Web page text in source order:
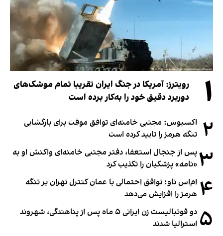
۱
رویترز: آمریکا در جنگ ایران تقریبا تمام موشک‌های
دوربرد دقیق خود را به‌کار برده است
۲ اکسیوس: مجتبی خامنه‌ای توافق موقت برای بازگشایی
تنگه هرمز را تایید کرده است
۳پس از جنجال استعفا، دفتر مجتبی خامنه‌ای واکنش او به
«نامه» پزشکیان را تکذیب کرد
۴ ام‌اس ناو: توافق احتمالی با عمان کنترل تهران بر تنگه
هرمز را افزایش می‌دهد
۵
دو فوتبالیست زن ایرانی ۵ ماه پس از پناهندگی، شهروند
استرالیا شدند